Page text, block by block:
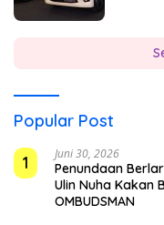
Popular Post
1
Juni 30, 2026
Penundaan
Ulin Nuha Kakan
OMBUDSMAN